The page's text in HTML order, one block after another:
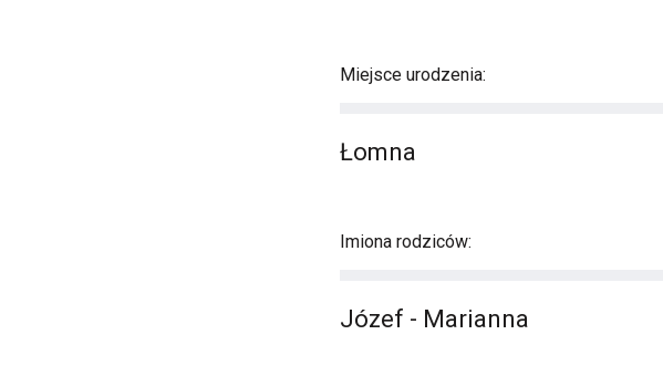
Miejsce urodzenia:
Łomna
Imiona rodziców:
Józef - Marianna